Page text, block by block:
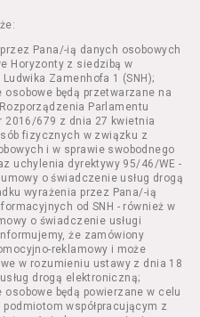
z
przez Usługodawcę
we Wrocławiu (ul.
19a-21) pokaz filmu nie
przez
Nowe Horyzonty we
Wielkiego 19a-21)
filmowy, pokaz
opera, koncert lub
przez
przedsięwzięciem o
zawarcie
i uprawniające do
Pana/-ią danych osobowych
Horyzonty z siedzibą w
Zamenhofa 1 (SNH);
osobowe będą przetwarzane na
Parlamentu
2016/679 z dnia 27 kwietnia
fizycznych w związku z
i w sprawie swobodnego
uchylenia dyrektywy 95/46/WE -
o świadczenie usług drogą
wyrażenia przez Pana/-ią
od SNH - również w
o świadczenie usługi
że zamówiony
reklamowy i może
w rozumieniu ustawy z dnia 18
drogą elektroniczną;
osobowe będą powierzane w celu
współpracującym z